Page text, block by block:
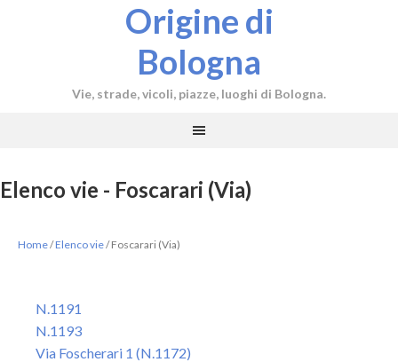
Origine di
Bologna
Vie, strade, vicoli, piazze, luoghi di Bologna.
Elenco vie - Foscarari (Via)
Home/Elenco vie/Foscarari (Via)
N.1191
N.1193
Via Foscherari 1 (N.1172)